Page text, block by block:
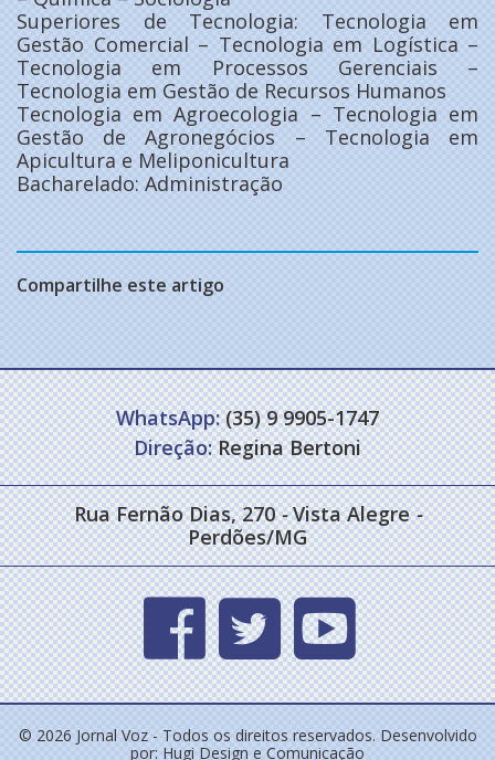
Superiores de Tecnologia: Tecnologia em
Gestão Comercial – Tecnologia em Logística –
Tecnologia em Processos Gerenciais –
Tecnologia em Gestão de Recursos Humanos
Tecnologia em Agroecologia – Tecnologia em
Gestão de Agronegócios – Tecnologia em
Apicultura e Meliponicultura
Bacharelado: Administração
Compartilhe este artigo
WhatsApp:(35) 9 9905-1747
Direção:Regina Bertoni
Rua Fernão Dias, 270- Vista Alegre-
Perdões/MG
© 2026 Jornal Voz - Todos os direitos reservados. Desenvolvido
por: Hugi Design e Comunicação